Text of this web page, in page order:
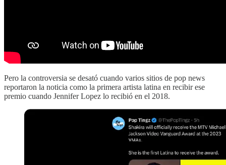
Pero la controversia se desató cuando varios sitios de pop news
reportaron la noticia como la primera artista latina en recibir ese
premio cuando Jennifer Lopez lo recibió en el 2018.